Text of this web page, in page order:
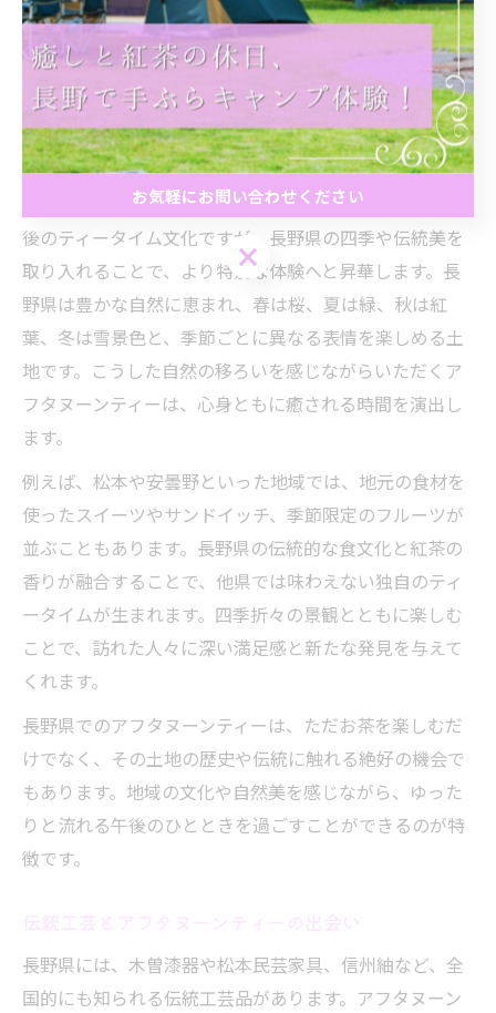
伝統が息づく長野県で上質なティ
ータイムを堪能
アフタヌーンティーで味わう長野県の伝統美
アフタヌーンティーは、もともとイギリスで生まれた午
後のティータイム文化ですが、長野県の四季や伝統美を
取り入れることで、より特別な体験へと昇華します。長
野県は豊かな自然に恵まれ、春は桜、夏は緑、秋は紅
葉、冬は雪景色と、季節ごとに異なる表情を楽しめる土
地です。こうした自然の移ろいを感じながらいただくア
フタヌーンティーは、心身ともに癒される時間を演出し
ます。
例えば、松本や安曇野といった地域では、地元の食材を
使ったスイーツやサンドイッチ、季節限定のフルーツが
並ぶこともあります。長野県の伝統的な食文化と紅茶の
香りが融合することで、他県では味わえない独自のティ
ータイムが生まれます。四季折々の景観とともに楽しむ
ことで、訪れた人々に深い満足感と新たな発見を与えて
くれます。
長野県でのアフタヌーンティーは、ただお茶を楽しむだ
けでなく、その土地の歴史や伝統に触れる絶好の機会で
もあります。地域の文化や自然美を感じながら、ゆった
りと流れる午後のひとときを過ごすことができるのが特
徴です。
長野県には、木曽漆器や松本民芸家具、信州紬など、全
国的にも知られる伝統工芸品があります。アフタヌーン
お気軽にお問い合わせください
お気軽にお問い合わせください